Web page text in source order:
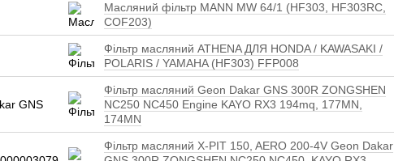
Масляний фільтр MANN MW 64/1 (HF303, HF303RC,
COF203)
Фільтр масляний ATHENA ДЛЯ HONDA / KAWASAKI /
POLARIS / YAMAHA (HF303) FFP008
GNS
Фільтр масляний Geon Dakar GNS 300R ZONGSHEN
NC250 NC450 Engine KAYO RX3 194mq, 177MN,
174MN
Фільтр масляний X-PIT 150, AERO 200-4V Geon Dakar